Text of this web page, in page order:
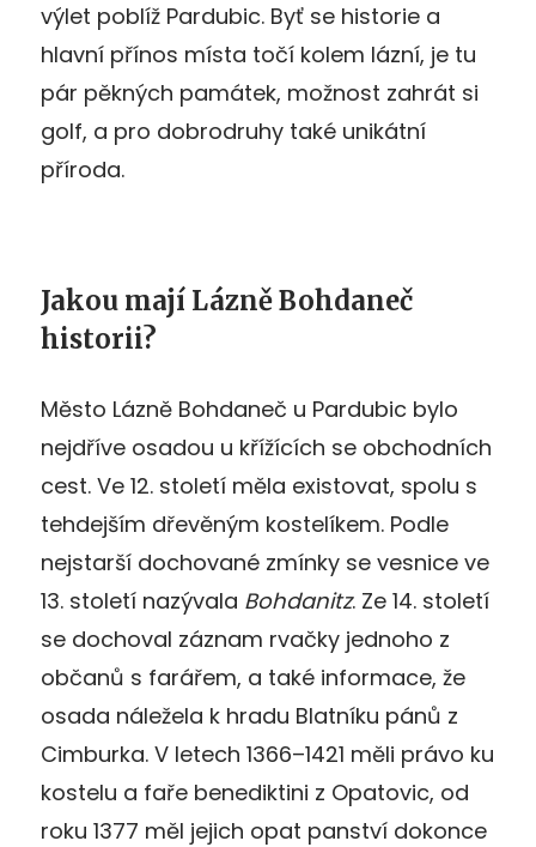
výlet poblíž Pardubic. Byť se historie a
hlavní přínos místa točí kolem lázní, je tu
pár pěkných památek, možnost zahrát si
golf, a pro dobrodruhy také unikátní
příroda.
Jakou mají Lázně Bohdaneč
historii?
Město Lázně Bohdaneč u Pardubic bylo
nejdříve osadou u křížících se obchodních
cest. Ve 12. století měla existovat, spolu s
tehdejším dřevěným kostelíkem. Podle
nejstarší dochované zmínky se vesnice ve
13. století nazývala Bohdanitz. Ze 14. století
se dochoval záznam rvačky jednoho z
občanů s farářem, a také informace, že
osada náležela k hradu Blatníku pánů z
Cimburka. V letech 1366–1421 měli právo ku
kostelu a faře benediktini z Opatovic, od
roku 1377 měl jejich opat panství dokonce